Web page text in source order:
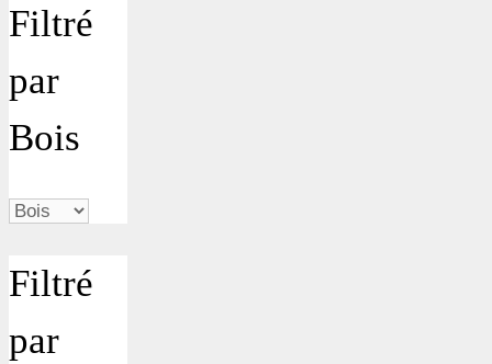
Filtré
par
Bois
Filtré
par